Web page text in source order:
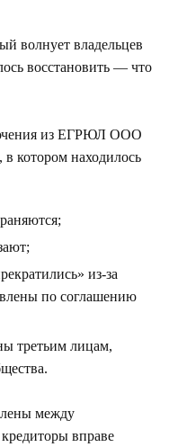
волнует владельцев
восстановить — что
из ЕГРЮЛ ООО
в котором находилось
из-за
по соглашению
третьим лицам,
между
вправе